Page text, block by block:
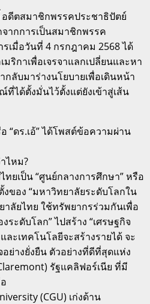
อดีตสมาชิกพรรคประชาธิปัตย์
ากการเป็นสมาชิกพรรค
เมื่อวันที่ 4 กรกฎาคม 2568 ได้
มริกาเพื่อเจรจาแลกเปลี่ยนและหา
ลับมาร่างนโยบายเพื่อเดินหน้า
ได้ตั้งมั่นไว้ตั้งแต่ยังเข้าสู่เส้น
“ดร.เอ้” ได้โพสต์ข้อความผ่าน
ไหม?
ยเป็น “ศูนย์กลางการศึกษา” หรือ
ของ “มหาวิทยาลัยระดับโลกใน
ลัยไทย ใช้ทรัพยากรร่วมกันเพื่อ
ระดับโลก” ไปสร้าง “เศรษฐกิจ
ะเทคโนโลยีจะสร้างรายได้ จะ
ย่างยั่งยืน ตัวอย่างที่ดีที่สุดแห่ง
รัฐแคลิฟอร์เนีย ที่มี
(CGU) เก่งด้าน